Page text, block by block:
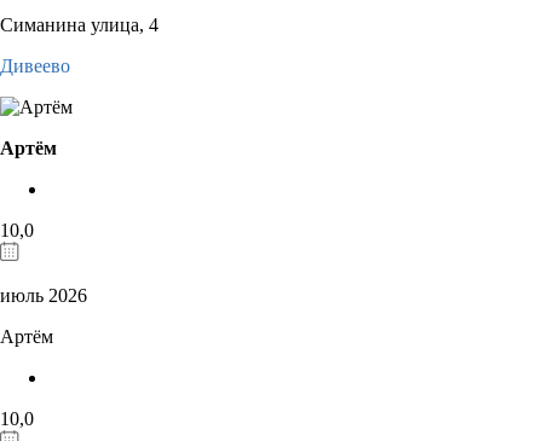
Симанина улица, 4
Дивеево
Артём
10,0
июль 2026
Артём
10,0